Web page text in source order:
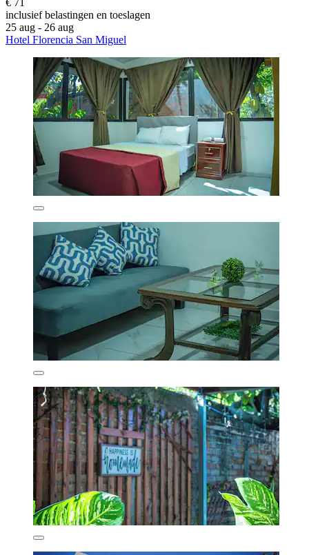
€ 71
inclusief belastingen en toeslagen
25 aug - 26 aug
Hotel Florencia San Miguel